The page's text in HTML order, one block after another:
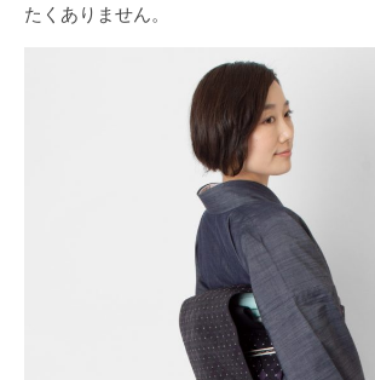
たくありません。